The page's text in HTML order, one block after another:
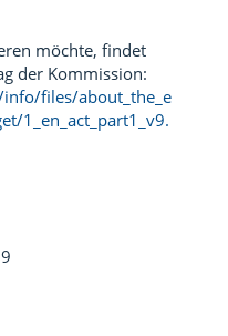
möchte, findet
der Kommission:
files/about_the_e
1_en_act_part1_v9.